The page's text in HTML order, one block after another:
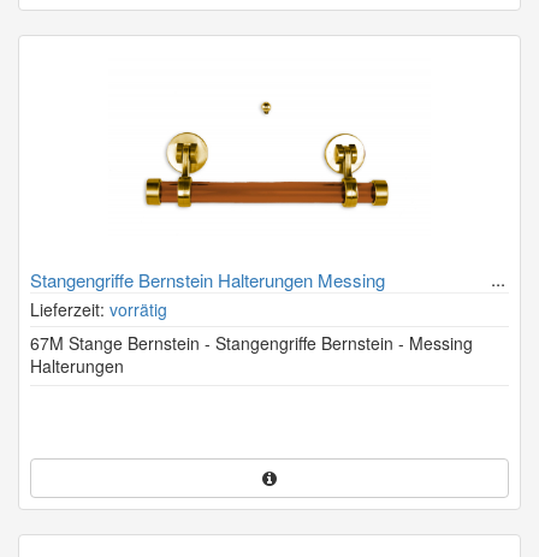
Stangengriffe Bernstein Halterungen Messing
Lieferzeit: vorrätig
67M Stange Bernstein - Stangengriffe Bernstein - Messing
Halterungen